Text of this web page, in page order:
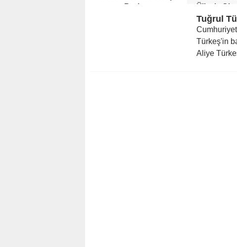
Başlıyor
Ülkede
Türkeş'in
Aliye